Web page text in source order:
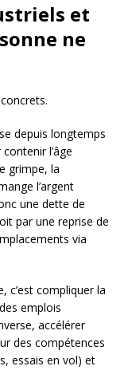
et
ne
depuis longtemps
l’âge
grimpe, la
l’argent
une dette de
par une reprise de
via
c’est compliquer la
emplois
accélérer
des compétences
essais en vol) et